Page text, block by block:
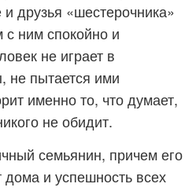
друзья «шестерочника»
с ним спокойно и
не играет в
не пытается ими
именно то, что думает,
не обидит.
семьянин, причем его
дома и успешность всех